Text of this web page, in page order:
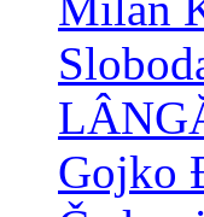
Gojko